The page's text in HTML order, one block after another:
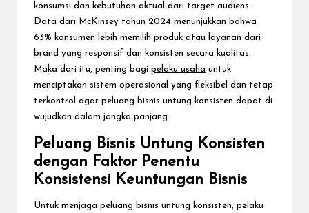
konsumsi dan kebutuhan aktual dari target audiens.
Data dari McKinsey tahun 2024 menunjukkan bahwa
63% konsumen lebih memilih produk atau layanan dari
brand yang responsif dan konsisten secara kualitas.
Maka dari itu, penting bagi pelaku usaha untuk
menciptakan sistem operasional yang fleksibel dan tetap
terkontrol agar peluang bisnis untung konsisten dapat di
wujudkan dalam jangka panjang.
Peluang Bisnis Untung Konsisten
dengan Faktor Penentu
Konsistensi Keuntungan Bisnis
Untuk menjaga peluang bisnis untung konsisten, pelaku